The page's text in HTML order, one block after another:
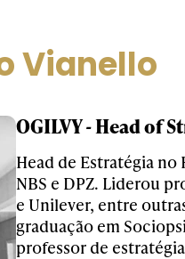
Vianello
OGILVY - Head of
Head de Estratégia no
NBS e DPZ. Liderou
e Unilever, entre
graduação em
professor de